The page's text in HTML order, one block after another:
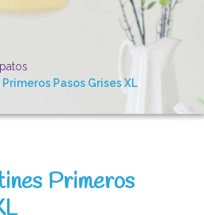
Pasos Grises XL
Primeros